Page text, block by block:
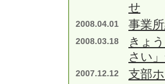
せ
2008.04.01 事業
2008.03.18
きょ
さい
2007.12.12 支部